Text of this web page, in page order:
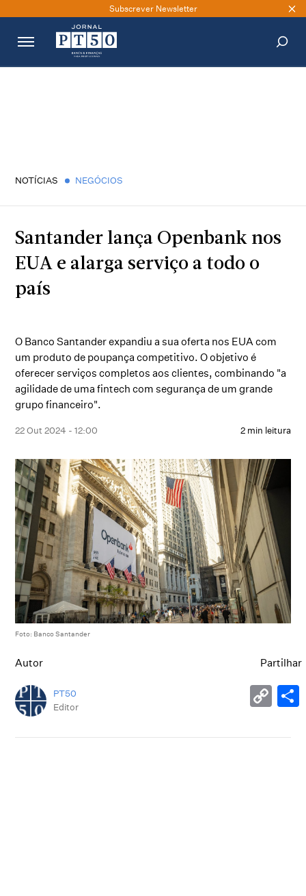
Subscrever Newsletter
NOTÍCIAS NEGÓCIOS
Santander lança Openbank nos
EUA e alarga serviço a todo o
país
O Banco Santander expandiu a sua oferta nos EUA com
um produto de poupança competitivo. O objetivo é
oferecer serviços completos aos clientes, combinando "a
agilidade de uma fintech com segurança de um grande
grupo financeiro".
22 Out 2024 - 12:00 2 min leitura
Foto: Banco Santander
Autor
PT50
Editor
Partilhar